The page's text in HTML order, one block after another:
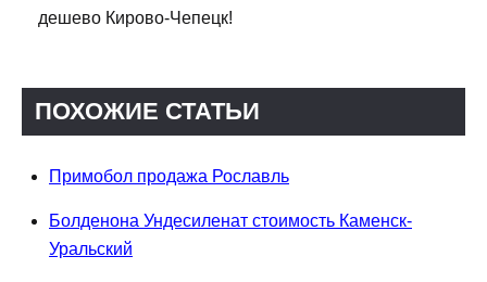
дешево Кирово-Чепецк!
ПОХОЖИЕ СТАТЬИ
Примобол продажа Рославль
Болденона Ундесиленат стоимость Каменск-
Уральский